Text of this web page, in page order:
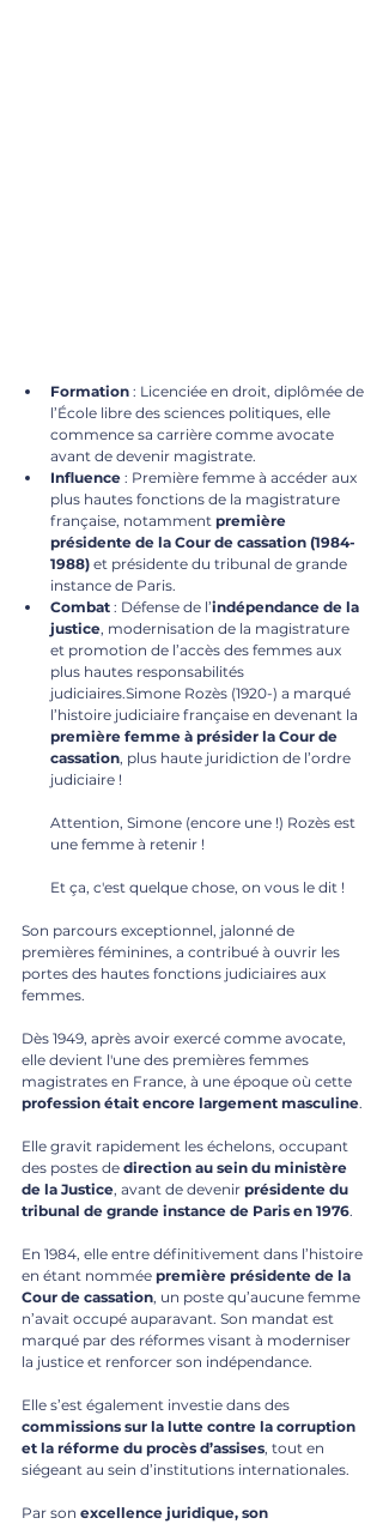
Formation : Licenciée en droit, diplômée de
l’École libre des sciences politiques, elle
commence sa carrière comme avocate
avant de devenir magistrate.
Influence : Première femme à accéder aux
plus hautes fonctions de la magistrature
française, notamment première
présidente de la Cour de cassation (1984-
1988) et présidente du tribunal de grande
instance de Paris.
Combat : Défense de l’indépendance de la
justice, modernisation de la magistrature
et promotion de l’accès des femmes aux
plus hautes responsabilités
judiciaires.Simone Rozès (1920-) a marqué
l’histoire judiciaire française en devenant la
première femme à présider la Cour de
cassation, plus haute juridiction de l’ordre
judiciaire !
Attention, Simone (encore une !) Rozès est
une femme à retenir !
Et ça, c'est quelque chose, on vous le dit !
Son parcours exceptionnel, jalonné de
premières féminines, a contribué à ouvrir les
portes des hautes fonctions judiciaires aux
femmes.
Dès 1949, après avoir exercé comme avocate,
elle devient l'une des premières femmes
magistrates en France, à une époque où cette
profession était encore largement masculine.
Elle gravit rapidement les échelons, occupant
des postes de direction au sein du ministère
de la Justice, avant de devenir présidente du
tribunal de grande instance de Paris en 1976.
En 1984, elle entre définitivement dans l’histoire
en étant nommée première présidente de la
Cour de cassation, un poste qu’aucune femme
n’avait occupé auparavant. Son mandat est
marqué par des réformes visant à moderniser
la justice et renforcer son indépendance.
Elle s’est également investie dans des
commissions sur la lutte contre la corruption
et la réforme du procès d’assises, tout en
siégeant au sein d’institutions internationales.
Par son excellence juridique, son